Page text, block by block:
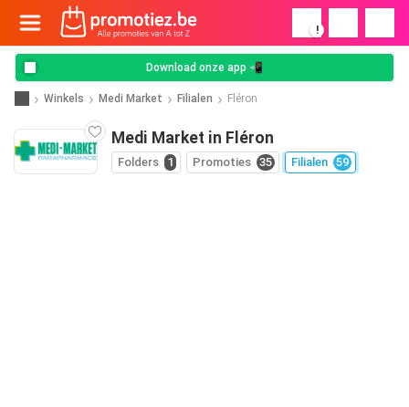
!
Download onze app 📲
Winkels Medi Market Filialen Fléron
Medi Market in Fléron
Folders 1 Promoties 35 Filialen 59